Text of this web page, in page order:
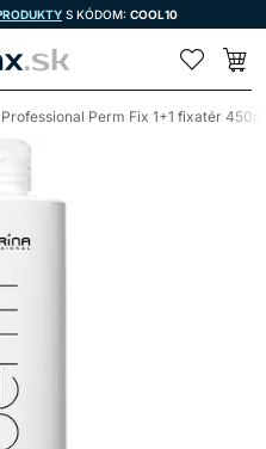
S KÓDOM: COOL10
Perm Fix 1+1 fixatér